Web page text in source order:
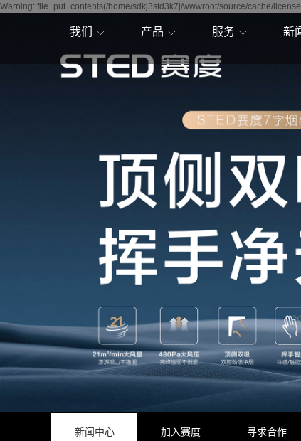
Warning: file_put_contents(/home/sdkj3std3k7j/wwwroot/source/cache/
我们
赛度简介
赛度历程
产品
吸油烟机
壁挂炉
集成灶
服务
售后服务
帮助中心
新
技
新闻中心 加入赛度 寻求合作